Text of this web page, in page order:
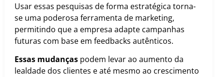
Usar essas pesquisas de forma estratégica torna-
se uma poderosa ferramenta de marketing,
permitindo que a empresa adapte campanhas
futuras com base em feedbacks autênticos.
Essas mudanças podem levar ao aumento da
lealdade dos clientes e até mesmo ao crescimento